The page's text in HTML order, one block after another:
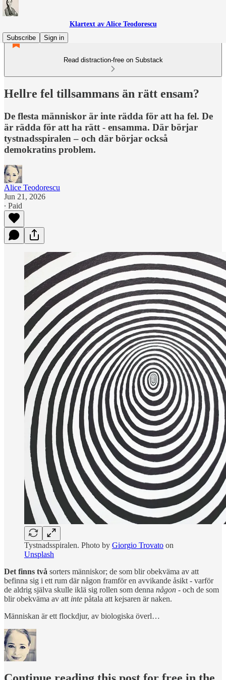
Klartext av Alice Teodorescu
Subscribe
Sign in
Read distraction-free on Substack
Hellre fel tillsammans än rätt ensam?
De flesta människor är inte rädda för att ha fel. De
är rädda för att ha rätt - ensamma. Där börjar
tystnadsspiralen – och där börjar också
demokratins problem.
Alice Teodorescu
Jun 21, 2026
∙ Paid
Tystnadsspiralen. Photo by Giorgio Trovato on
Unsplash
Det finns två sorters människor; de som blir obekväma av att
befinna sig i ett rum där någon framför en avvikande åsikt - varför
de aldrig själva skulle iklä sig rollen som denna någon - och de som
blir obekväma av att inte påtala att kejsaren är naken.
Människan är ett flockdjur, av biologiska överl…